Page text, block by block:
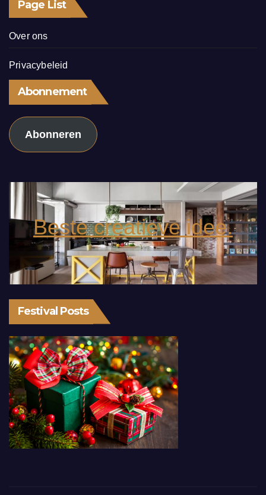
Page List
Over ons
Privacybeleid
Abonnement
Abonneren
Beste creatieve idee.
Festival Posts